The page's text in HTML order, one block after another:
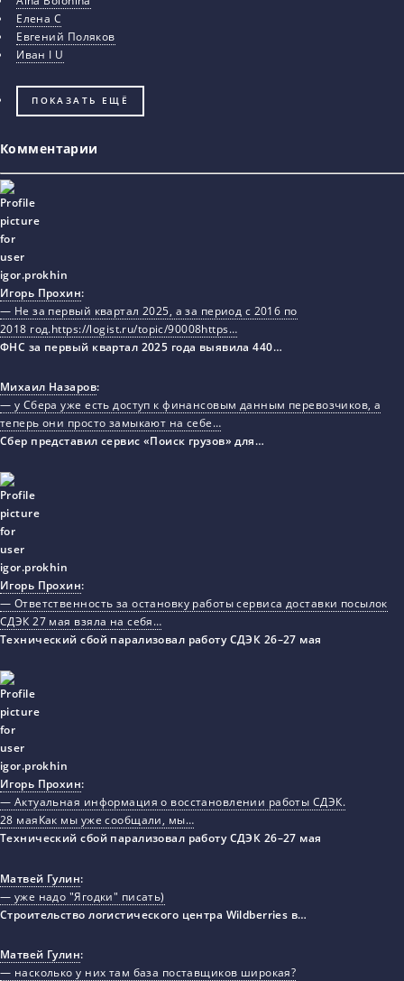
Елена С
Евгений Поляков
Иван I U
ПОКАЗАТЬ ЕЩЁ
Комментарии
Игорь Прохин:
— Не за первый квартал 2025, а за период с 2016 по
2018 год.https://logist.ru/topic/90008https…
ФНС за первый квартал 2025 года выявила 440…
Михаил Назаров:
— у Сбера уже есть доступ к финансовым данным перевозчиков, а
теперь они просто замыкают на себе…
Сбер представил сервис «Поиск грузов» для…
Игорь Прохин:
— Ответственность за остановку работы сервиса доставки посылок
СДЭК 27 мая взяла на себя…
Технический сбой парализовал работу СДЭК 26–27 мая
Игорь Прохин:
— Актуальная информация о восстановлении работы СДЭК.
28 маяКак мы уже сообщали, мы…
Технический сбой парализовал работу СДЭК 26–27 мая
Матвей Гулин:
— уже надо "Ягодки" писать)
Строительство логистического центра Wildberries в…
Матвей Гулин:
— насколько у них там база поставщиков широкая?